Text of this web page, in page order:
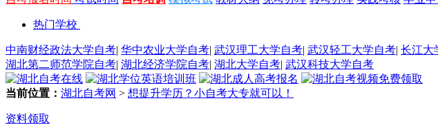
热门学校
中南财经政法大学自考| 华中农业大学自考| 武汉理工大学自考| 武汉轻工大学自考| 长江大
湖北第二师范学院自考| 湖北经济学院自考| 湖北大学自考| 武汉科技大学自考
当前位置： 湖北自考网 > 想提升学历？小自考大专就可以！
资料领取